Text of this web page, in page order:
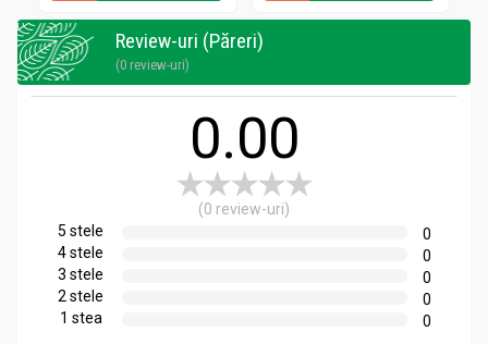
Review-uri (Păreri)
(0 review-uri)
0.00
(0 review-uri)
5 stele
0
4 stele
0
3 stele
0
2 stele
0
1 stea
0